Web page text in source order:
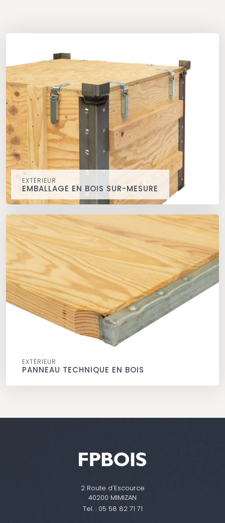
EMBALLAGE EN BOIS SUR-MESURE
EXTÉRIEUR
Emballage en bois sur-mesureextérieur
De la caisse décorative à la caisse technique.
PANNEAU TECHNIQUE EN BOIS
EXTÉRIEUR
2 Route d'Escource
40200 MIMIZAN
Tel. : 05 58 82 71 71